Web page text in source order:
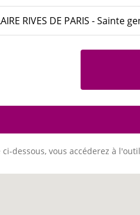
RIVES DE PARIS - Sainte
dessous, vous accéderez à